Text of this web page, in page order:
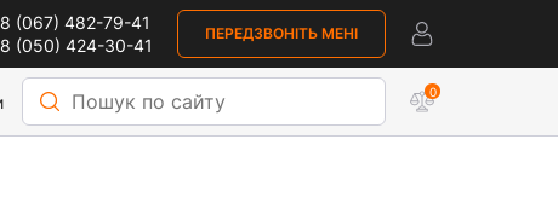
(067) 482-79-41
(050) 424-30-41
ПЕРЕДЗВОНІТЬ МЕНІ
0